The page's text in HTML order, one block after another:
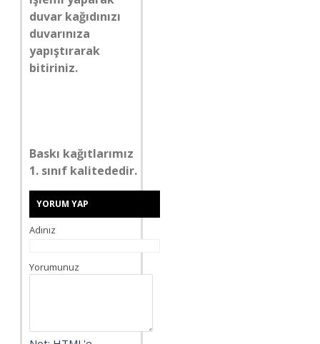
duvar kağıdınızı
duvarınıza
yapıştırarak
bitiriniz.
Baskı kağıtlarımız
1. sınıf kalitededir.
YORUM YAP
Adınız
Yorumunuz